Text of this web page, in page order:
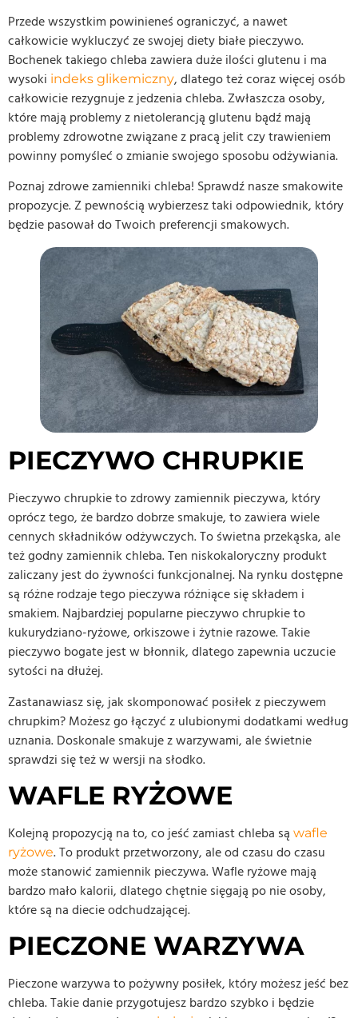
Przede wszystkim powinieneś ograniczyć, a nawet
całkowicie wykluczyć ze swojej diety białe pieczywo.
Bochenek takiego chleba zawiera duże ilości glutenu i ma
wysoki indeks glikemiczny, dlatego też coraz więcej osób
całkowicie rezygnuje z jedzenia chleba. Zwłaszcza osoby,
które mają problemy z nietolerancją glutenu bądź mają
problemy zdrowotne związane z pracą jelit czy trawieniem
powinny pomyśleć o zmianie swojego sposobu odżywiania.
Poznaj zdrowe zamienniki chleba! Sprawdź nasze smakowite
propozycje. Z pewnością wybierzesz taki odpowiednik, który
będzie pasował do Twoich preferencji smakowych.
PIECZYWO CHRUPKIE
Pieczywo chrupkie to zdrowy zamiennik pieczywa, który
oprócz tego, że bardzo dobrze smakuje, to zawiera wiele
cennych składników odżywczych. To świetna przekąska, ale
też godny zamiennik chleba. Ten niskokaloryczny produkt
zaliczany jest do żywności funkcjonalnej. Na rynku dostępne
są różne rodzaje tego pieczywa różniące się składem i
smakiem. Najbardziej popularne pieczywo chrupkie to
kukurydziano-ryżowe, orkiszowe i żytnie razowe. Takie
pieczywo bogate jest w błonnik, dlatego zapewnia uczucie
sytości na dłużej.
Zastanawiasz się, jak skomponować posiłek z pieczywem
chrupkim? Możesz go łączyć z ulubionymi dodatkami według
uznania. Doskonale smakuje z warzywami, ale świetnie
sprawdzi się też w wersji na słodko.
WAFLE RYŻOWE
Kolejną propozycją na to, co jeść zamiast chleba są wafle
ryżowe. To produkt przetworzony, ale od czasu do czasu
może stanowić zamiennik pieczywa. Wafle ryżowe mają
bardzo mało kalorii, dlatego chętnie sięgają po nie osoby,
które są na diecie odchudzającej.
PIECZONE WARZYWA
Pieczone warzywa to pożywny posiłek, który możesz jeść bez
chleba. Takie danie przygotujesz bardzo szybko i będzie